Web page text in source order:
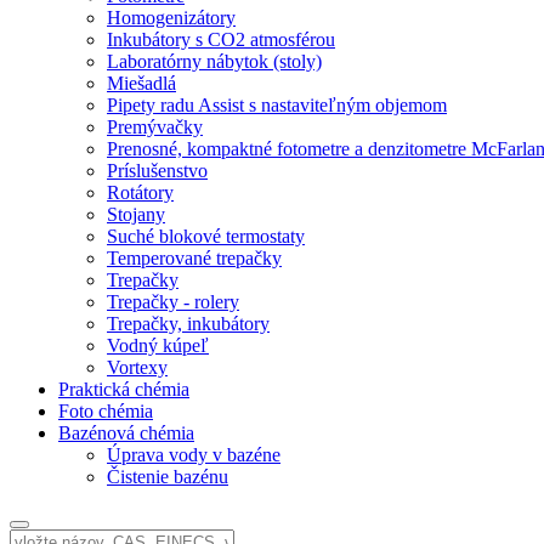
Homogenizátory
Inkubátory s CO2 atmosférou
Laboratórny nábytok (stoly)
Miešadlá
Pipety radu Assist s nastaviteľným objemom
Premývačky
Prenosné, kompaktné fotometre a denzitometre
Príslušenstvo
Rotátory
Stojany
Suché blokové termostaty
Temperované trepačky
Trepačky
Trepačky - rolery
Trepačky, inkubátory
Vodný kúpeľ
Vortexy
Praktická chémia
Foto chémia
Bazénová chémia
Úprava vody v bazéne
Čistenie bazénu